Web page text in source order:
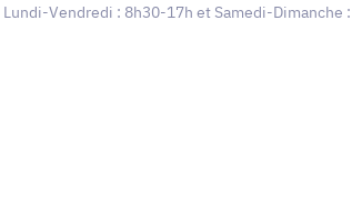
Lundi-Vendredi : 8h30-17h et Samedi-Dimanche